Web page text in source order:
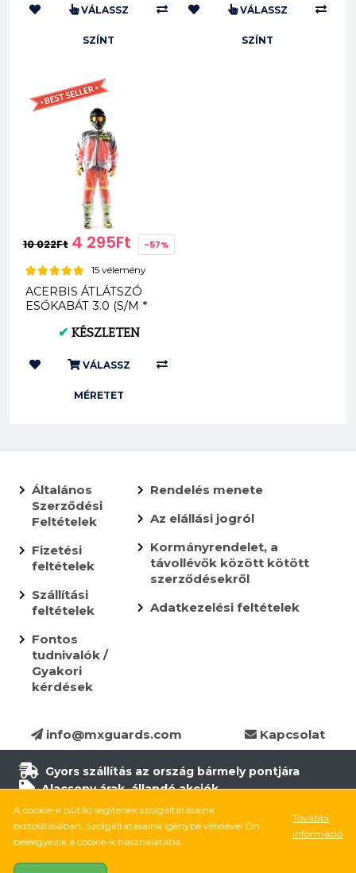
VÁLASSZ
SZÍNT
VÁLASSZ
SZÍNT
10 022Ft 4 295Ft -57%
15 vélemény
ACERBIS ÁTLÁTSZÓ
ESŐKABÁT 3.0 (S/M *
✔ KÉSZLETEN
VÁLASSZ
MÉRETET
Általános
Szerződési
Feltételek
Fizetési
feltételek
Szállítási
feltételek
Fontos
tudnivalók /
Gyakori
kérdések
Rendelés menete
Az elállási jogról
Kormányrendelet, a
távollévők között kötött
szerződésekről
Adatkezelési feltételek
info@mxguards.com Kapcsolat
Gyors szállítás az ország bármely pontjára
Alacsony árak, állandó akciók
Több, mint 10.000 termék
6.500 termék raktáron
8.000 elégedett ügyfél
A cookie-k (sütik) segítenek szolgáltatásaink
biztosításában. Szolgáltatásaink igénybe vételével Ön
beleegyezik a cookie-k használatába.
További
információ